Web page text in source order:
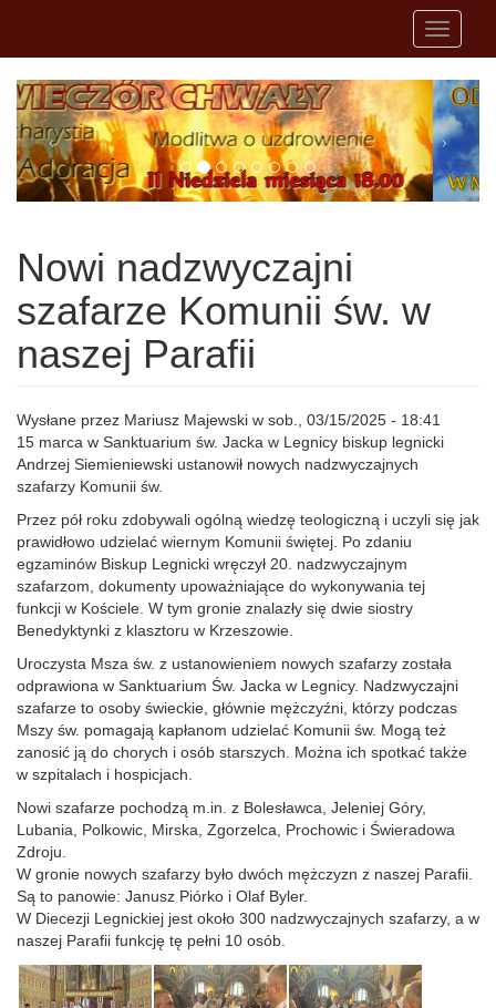
Toggle
Nowi nadzwyczajni
szafarze Komunii św. w
naszej Parafii
Wysłane przez Mariusz Majewski w sob., 03/15/2025 - 18:41
15 marca w Sanktuarium św. Jacka w Legnicy biskup legnicki
Andrzej Siemieniewski ustanowił nowych nadzwyczajnych
szafarzy Komunii św.
Przez pół roku zdobywali ogólną wiedzę teologiczną i uczyli się jak
prawidłowo udzielać wiernym Komunii świętej. Po zdaniu
egzaminów Biskup Legnicki wręczył 20. nadzwyczajnym
szafarzom, dokumenty upoważniające do wykonywania tej
funkcji w Kościele. W tym gronie znalazły się dwie siostry
Benedyktynki z klasztoru w Krzeszowie.
Uroczysta Msza św. z ustanowieniem nowych szafarzy została
odprawiona w Sanktuarium Św. Jacka w Legnicy. Nadzwyczajni
szafarze to osoby świeckie, głównie mężczyźni, którzy podczas
Mszy św. pomagają kapłanom udzielać Komunii św. Mogą też
zanosić ją do chorych i osób starszych. Można ich spotkać także
w szpitalach i hospicjach.
Nowi szafarze pochodzą m.in. z Bolesławca, Jeleniej Góry,
Lubania, Polkowic, Mirska, Zgorzelca, Prochowic i Świeradowa
Zdroju.
W gronie nowych szafarzy było dwóch mężczyzn z naszej Parafii.
Są to panowie: Janusz Piórko i Olaf Byler.
W Diecezji Legnickiej jest około 300 nadzwyczajnych szafarzy, a w
naszej Parafii funkcję tę pełni 10 osób.